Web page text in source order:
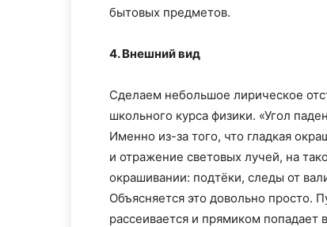
бытовых предметов.
4. Внешний вид
Сделаем небольшое лирическое
школьного курса физики. «Угол
Именно из-за того, что гладкая
и отражение световых лучей, на
окрашивании: подтёки, следы от
Объясняется это довольно просто.
рассеивается и прямиком попадает